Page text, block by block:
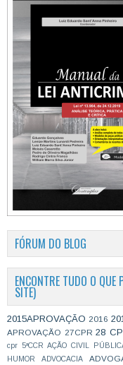
FÓRUM DO BLOG
ENCONTRE TUDO O
SITE)
2015APROVAÇÃO 2016
APROVAÇÃO 27CPR 28
cpr
5ªCCR AÇÃO CIVIL
HUMOR
ADVOCACIA